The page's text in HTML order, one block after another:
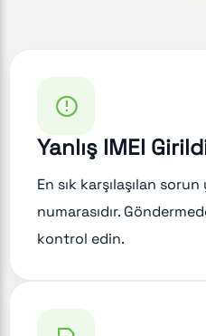
Yanlış IMEI
En sık karşılaşılan sorun
numarasıdır.
kontrol edin.